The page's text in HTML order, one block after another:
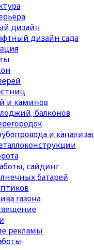
дизайн
дизайн сада
и каминов
балконов
и
сайдинг
батарей
газона
рекламы